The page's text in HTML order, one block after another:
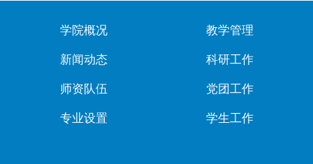
学院概况
新闻动态
师资队伍
专业设置
教学管理
科研工作
党团工作
学生工作